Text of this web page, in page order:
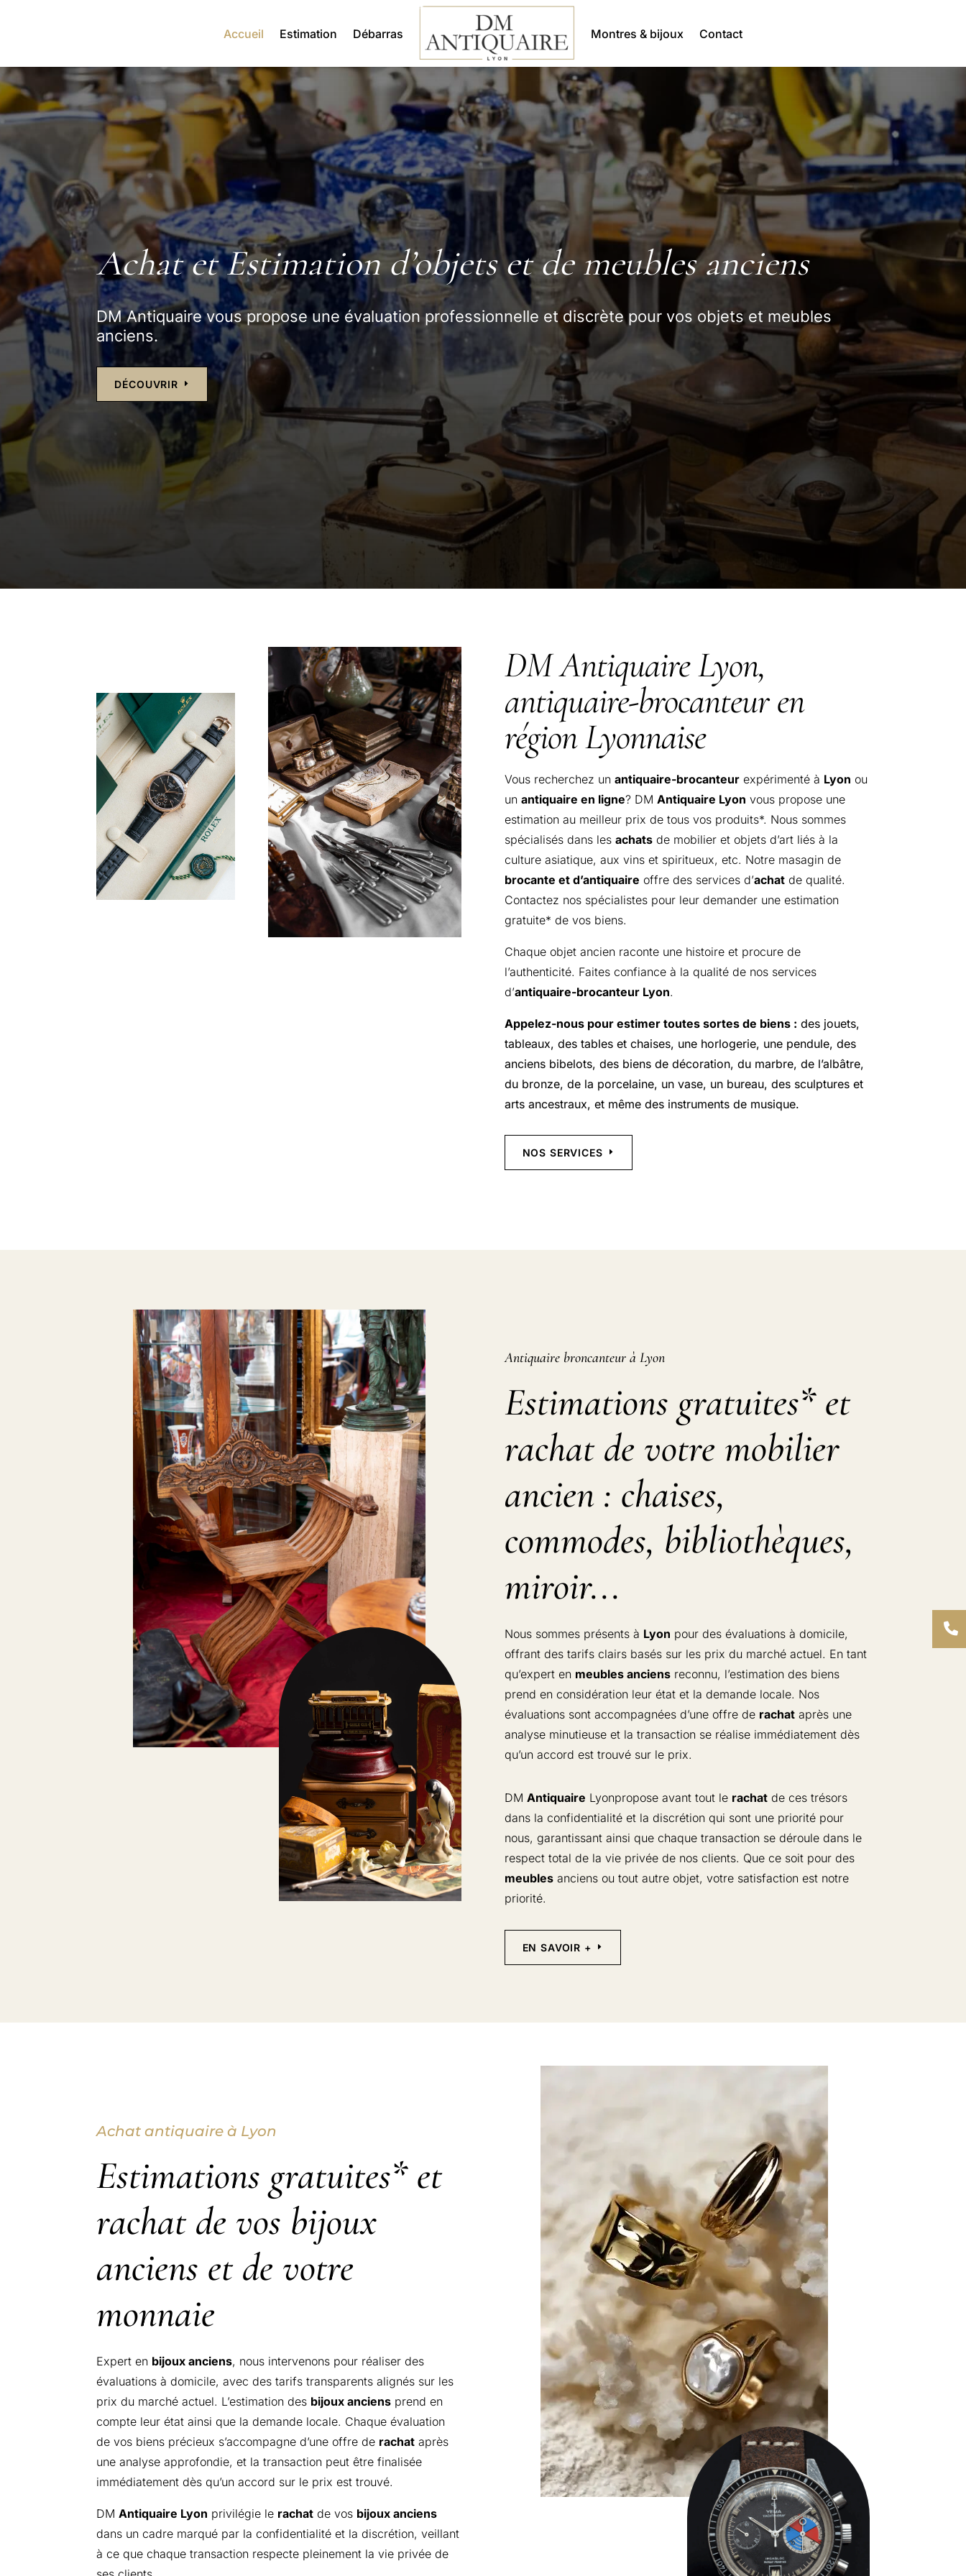
Accueil Estimation Débarras Montres & bijoux Contact
Achat et Estimation d’objets et de meubles anciens
DM Antiquaire vous propose une évaluation professionnelle et discrète pour vos objets et meubles
anciens.
DÉCOUVRIR
DM Antiquaire Lyon,
antiquaire-brocanteur en
région Lyonnaise
Vous recherchez un antiquaire-brocanteurexpérimenté à Lyon ou
un antiquaire en ligne? DM Antiquaire Lyon vous propose une
estimation au meilleur prix de tous vos produits*. Nous sommes
spécialisés dans les achatsde mobilier et objets d’art liés à la
culture asiatique, aux vins et spiritueux, etc. Notre masagin de
brocante et d’antiquaire offre des services d’achatde qualité.
Contactez nos spécialistes pour leur demander une estimation
gratuite* de vos biens.
Chaque objet ancien raconte une histoire et procure de
l’authenticité. Faites confiance à la qualité de nos services
d’antiquaire-brocanteur Lyon.
Appelez-nous pour estimer toutes sortes de biens : des jouets,
tableaux, des tables et chaises, une horlogerie, une pendule, des
anciens bibelots, des biens de décoration, du marbre, de l’albâtre,
du bronze, de la porcelaine, un vase, un bureau, des sculptures et
arts ancestraux, et même des instruments de musique.
NOS SERVICES
Antiquaire broncanteur à Lyon
Estimations gratuites* et
rachat de votre mobilier
ancien : chaises,
commodes, bibliothèques,
miroir...
Nous sommes présents à Lyon pour des évaluations à domicile,
offrant des tarifs clairs basés sur les prix du marché actuel. En tant
qu’expert en meubles anciensreconnu, l’estimation des biens
prend en considération leur état et la demande locale. Nos
évaluations sont accompagnées d’une offre de rachataprès une
analyse minutieuse et la transaction se réalise immédiatement dès
qu’un accord est trouvé sur le prix.
DM Antiquaire Lyonpropose avant tout le rachatde ces trésors
dans la confidentialité et la discrétion qui sont une priorité pour
nous, garantissant ainsi que chaque transaction se déroule dans le
respect total de la vie privée de nos clients. Que ce soit pour des
meublesanciens ou tout autre objet, votre satisfaction est notre
priorité.
EN SAVOIR +
Achat antiquaire à Lyon
Estimations gratuites* et
rachat de vos bijoux
anciens et de votre
monnaie
Expert en bijoux anciens, nous intervenons pour réaliser des
évaluations à domicile, avec des tarifs transparents alignés sur les
prix du marché actuel. L’estimation des bijoux anciens prend en
compte leur état ainsi que la demande locale. Chaque évaluation
de vos biens précieux s’accompagne d’une offre de rachat après
une analyse approfondie, et la transaction peut être finalisée
immédiatement dès qu’un accord sur le prix est trouvé.
DMAntiquaire Lyon privilégie le rachat de vos bijoux anciens
dans un cadre marqué par la confidentialité et la discrétion, veillant
à ce que chaque transaction respecte pleinement la vie privée de